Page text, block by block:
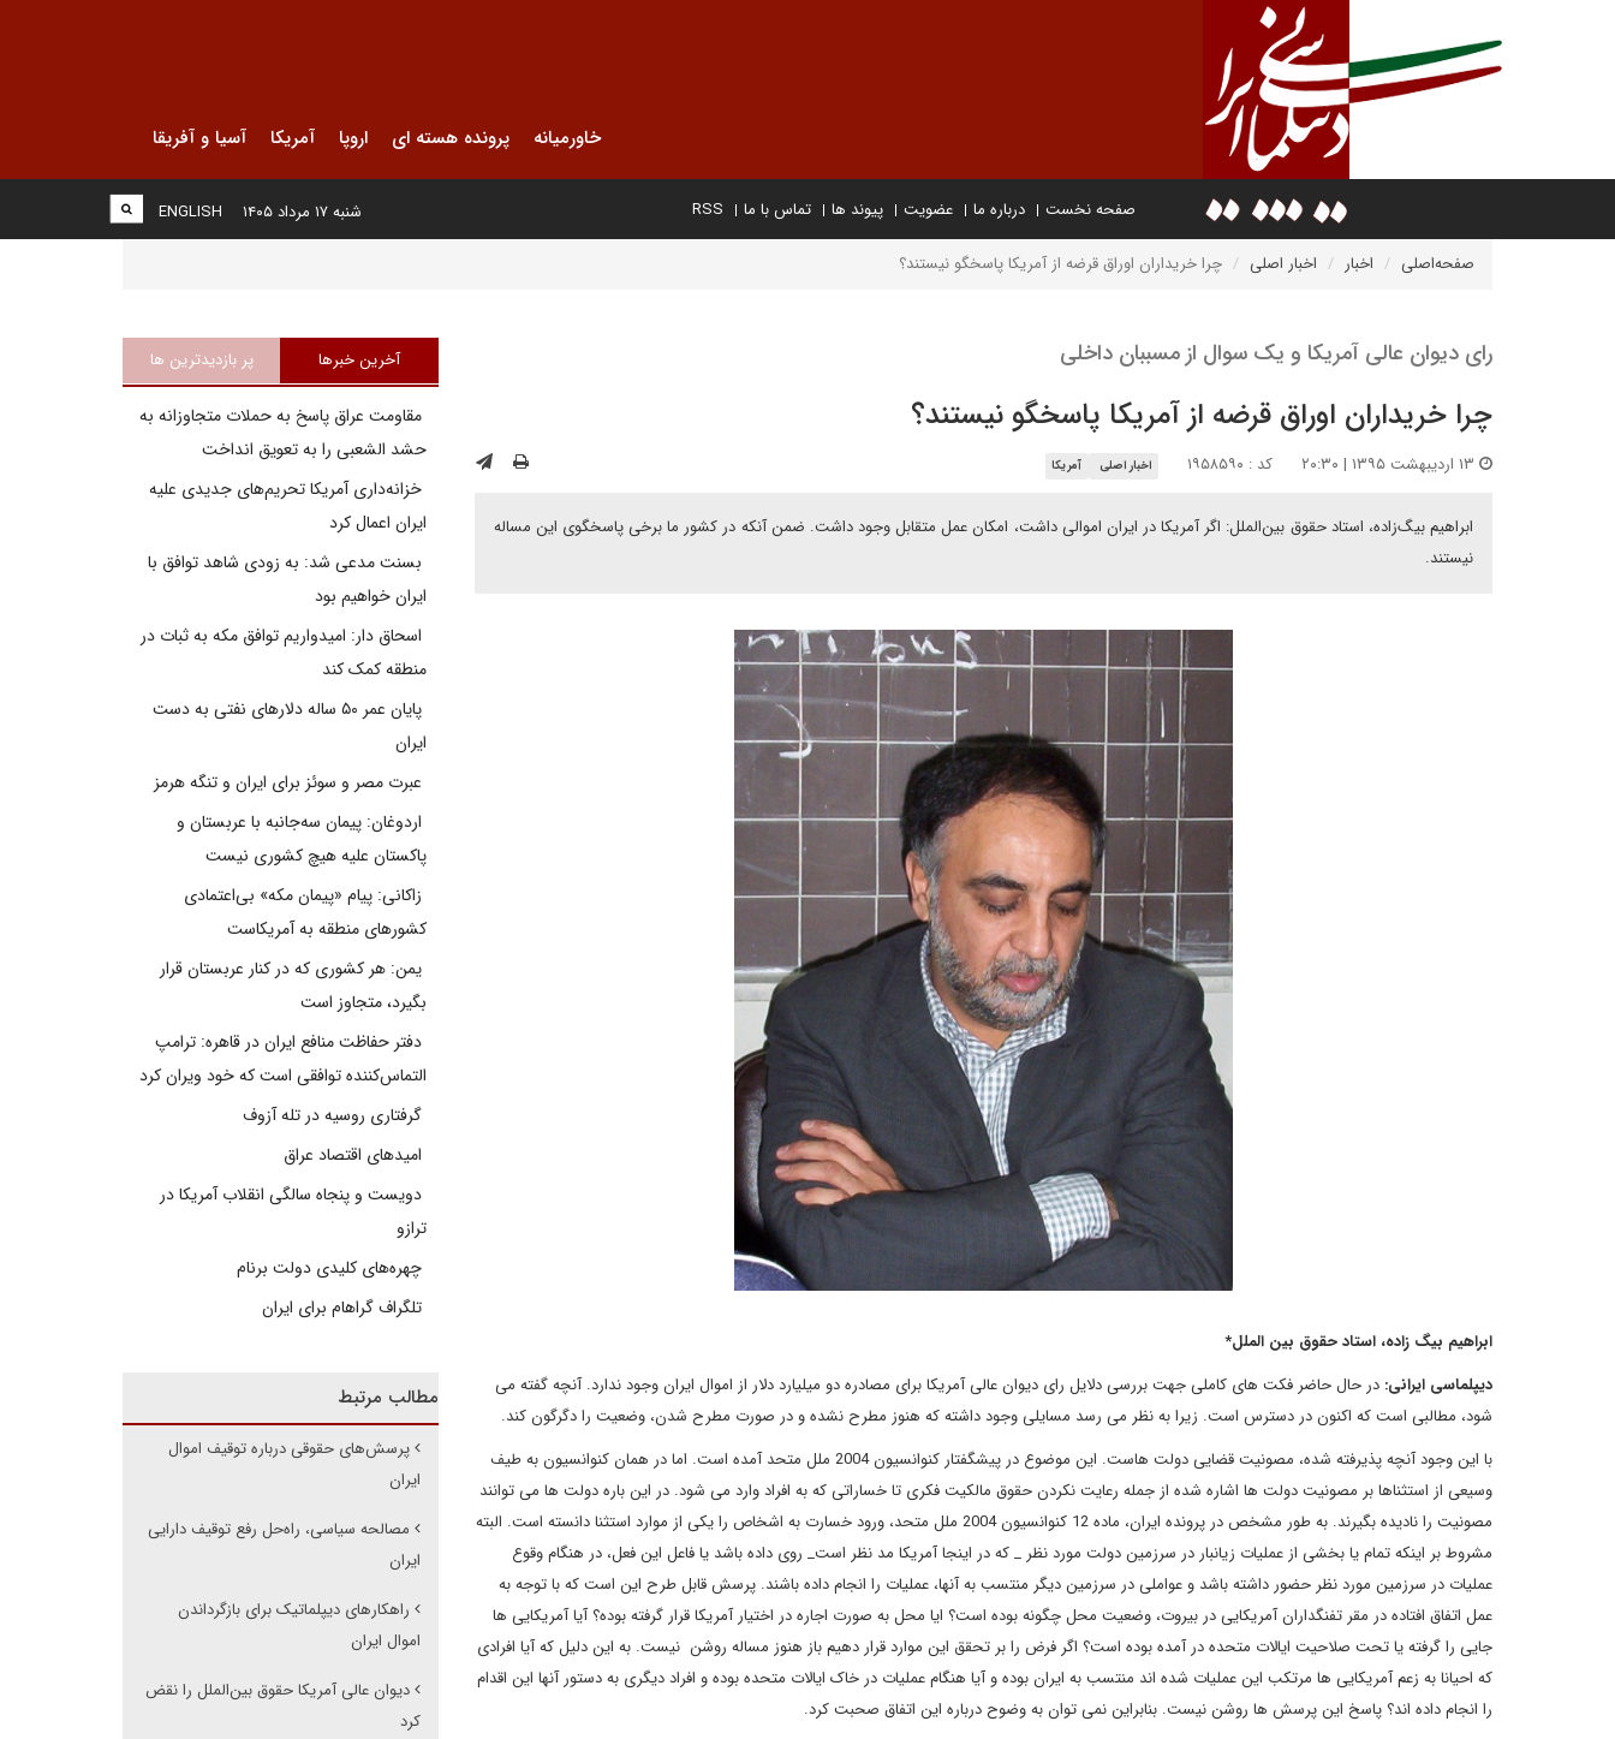
خاورمیانه پرونده هسته ای اروپا آمریکا آسیا و آفریقا
صفحه نخست درباره ما عضویت پیوند ها تماس با ما RSS
ENGLISH شنبه ۱۷ مرداد ۱۴۰۵
صفحه‌اصلی اخبار اخبار اصلی چرا خریداران اوراق قرضه از آمریکا پاسخگو نیستند؟
رای دیوان عالی آمریکا و یک سوال از مسببان داخلی
چرا خریداران اوراق قرضه از آمریکا پاسخگو نیستند؟
کد : ۱۹۵۸۵۹۰ اخبار اصلی آمریکا
ابراهیم بیگ‌زاده، استاد حقوق بین‌الملل: اگر آمریکا در ایران اموالی داشت، امکان عمل متقابل وجود داشت. ضمن آنکه در کشور ما برخی پاسخگوی این مساله
نیستند.
ابراهیم بیگ زاده، استاد حقوق بین الملل*
دیپلماسی ایرانی: در حال حاضر فکت های کاملی جهت بررسی دلایل رای دیوان عالی آمریکا برای مصادره دو میلیارد دلار از اموال ایران وجود ندارد. آنچه گفته می
شود، مطالبی است که اکنون در دسترس است. زیرا به نظر می رسد مسایلی وجود داشته که هنوز مطرح نشده و در صورت مطرح شدن، وضعیت را دگرگون کند.
با این وجود آنچه پذیرفته شده، مصونیت قضایی دولت هاست. این موضوع در پیشگفتار کنوانسیون 2004 ملل متحد آمده است. اما در همان کنوانسیون به طیف
وسیعی از استثناها بر مصونیت دولت ها اشاره شده از جمله رعایت نکردن حقوق مالکیت فکری تا خساراتی که به افراد وارد می شود. در این باره دولت ها می توانند
مصونیت را نادیده بگیرند. به طور مشخص در پرونده ایران، ماده 12 کنوانسیون 2004 ملل متحد، ورود خسارت به اشخاص را یکی از موارد استثنا دانسته است. البته
مشروط بر اینکه تمام یا بخشی از عملیات زیانبار در سرزمین دولت مورد نظر _ که در اینجا آمریکا مد نظر است_ روی داده باشد یا فاعل این فعل، در هنگام وقوع
عملیات در سرزمین مورد نظر حضور داشته باشد و عواملی در سرزمین دیگر منتسب به آنها، عملیات را انجام داده باشند. پرسش قابل طرح این است که با توجه به
عمل اتفاق افتاده در مقر تفنگداران آمریکایی در بیروت، وضعیت محل چگونه بوده است؟ ایا محل به صورت اجاره در اختیار آمریکا قرار گرفته بوده؟ آیا آمریکایی ها
جایی را گرفته یا تحت صلاحیت ایالات متحده در آمده بوده است؟ اگر فرض را بر تحقق این موارد قرار دهیم باز هنوز مساله روشن نیست. به این دلیل که آیا افرادی
که احیانا به زعم آمریکایی ها مرتکب این عملیات شده اند منتسب به ایران بوده و آیا هنگام عملیات در خاک ایالات متحده بوده و افراد دیگری به دستور آنها این اقدام
را انجام داده اند؟ پاسخ این پرسش ها روشن نیست. بنابراین نمی توان به وضوح درباره این اتفاق صحبت کرد.
آخرین خبرها پر بازدیدترین ها
مقاومت عراق پاسخ به حملات متجاوزانه به
حشد الشعبی را به تعویق انداخت
خزانه‌داری آمریکا تحریم‌های جدیدی علیه
ایران اعمال کرد
بسنت مدعی شد: به زودی شاهد توافق با
ایران خواهیم بود
اسحاق دار: امیدواریم توافق مکه به ثبات در
منطقه کمک کند
پایان عمر ۵۰ ساله دلارهای نفتی به دست
ایران
عبرت مصر و سوئز برای ایران و تنگه هرمز
اردوغان: پیمان سه‌جانبه با عربستان و
پاکستان علیه هیچ کشوری نیست
زاکانی: پیام «پیمان مکه» بی‌اعتمادی
کشورهای منطقه به آمریکاست
یمن: هر کشوری که در کنار عربستان قرار
بگیرد، متجاوز است
دفتر حفاظت منافع ایران در قاهره: ترامپ
التماس‌کننده توافقی است که خود ویران کرد
گرفتاری روسیه در تله آزوف
امیدهای اقتصاد عراق
دویست و پنجاه سالگی انقلاب آمریکا در
ترازو
چهره‌های کلیدی دولت برنام
تلگراف گراهام برای ایران
مطالب مرتبط
پرسش‌های حقوقی درباره توقیف اموال
ایران
مصالحه سیاسی، راه‌حل رفع توقیف دارایی
ایران
راهکارهای دیپلماتیک برای بازگرداندن
اموال ایران
دیوان عالی آمریکا حقوق بین‌الملل را نقض
کرد